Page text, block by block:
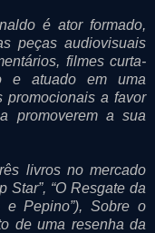
é ator formado,
peças audiovisuais
filmes curta-
e atuado em uma
promocionais a favor
promoverem a sua
livros no mercado
Star”, “O Resgate da
e Pepino”), Sobre o
de uma resenha da